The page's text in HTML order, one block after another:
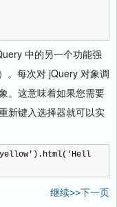
中的另一个功能强
。每次对 jQuery 对象调
。这意味着如果您需要
新键入选择器就可以实
yellow ' ).html( ' Hell
继续>>下一页